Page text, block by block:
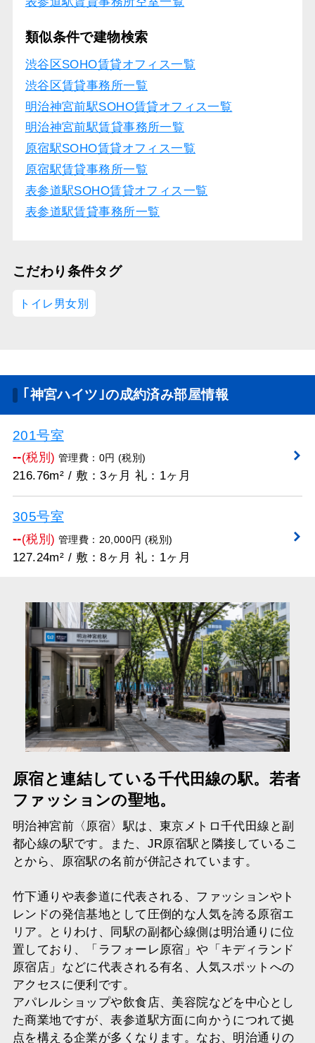
類似条件で建物検索
渋谷区SOHO賃貸オフィス一覧
渋谷区賃貸事務所一覧
明治神宮前駅SOHO賃貸オフィス一覧
明治神宮前駅賃貸事務所一覧
原宿駅SOHO賃貸オフィス一覧
原宿駅賃貸事務所一覧
表参道駅SOHO賃貸オフィス一覧
表参道駅賃貸事務所一覧
こだわり条件タグ
トイレ男女別
｢神宮ハイツ｣の成約済み部屋情報
201号室
--(税別) 管理費：0円 (税別)
216.76m² / 敷：3ヶ月 礼：1ヶ月
305号室
--(税別) 管理費：20,000円 (税別)
127.24m² / 敷：8ヶ月 礼：1ヶ月
原宿と連結している千代田線の駅。若者
ファッションの聖地。
明治神宮前〈原宿〉駅は、東京メトロ千代田線と副
都心線の駅です。また、JR原宿駅と隣接しているこ
とから、原宿駅の名前が併記されています。
竹下通りや表参道に代表される、ファッションやト
レンドの発信基地として圧倒的な人気を誇る原宿エ
リア。とりわけ、同駅の副都心線側は明治通りに位
置しており、「ラフォーレ原宿」や「キディランド
原宿店」などに代表される有名、人気スポットへの
アクセスに便利です。
アパレルショップや飲食店、美容院などを中心とし
た商業地ですが、表参道駅方面に向かうにつれて拠
点を構える企業が多くなります。なお、明治通りの